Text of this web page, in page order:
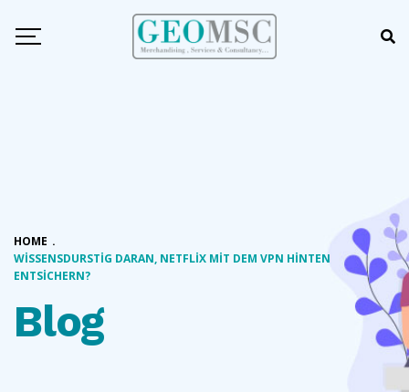
Blog
HOME .
WISSENSDURSTIG DARAN, NETFLIX MIT DEM VPN HINTEN
ENTSICHERN?